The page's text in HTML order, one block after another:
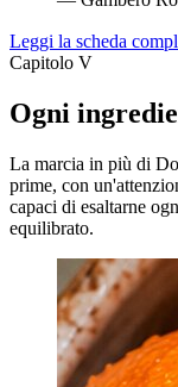
Leggi la scheda
Capitolo V
Ogni
La marcia in più di
prime, con
capaci di esaltarne
equilibrato.